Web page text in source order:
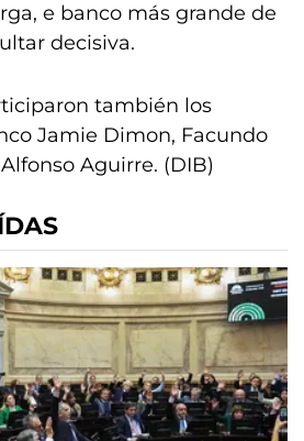
e banco más grande de
decisiva.
también los
Jamie Dimon, Facundo
Aguirre. (DIB)